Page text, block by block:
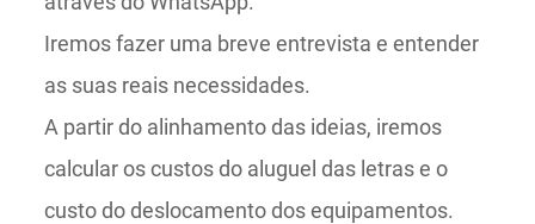
Iremos fazer uma breve entrevista e entender
as suas reais necessidades.
A partir do alinhamento das ideias, iremos
calcular os custos do aluguel das letras e o
custo do deslocamento dos equipamentos.